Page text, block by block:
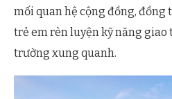
mối quan hệ cộng đồng, đồng
trẻ em rèn luyện kỹ năng giao
trường xung quanh.